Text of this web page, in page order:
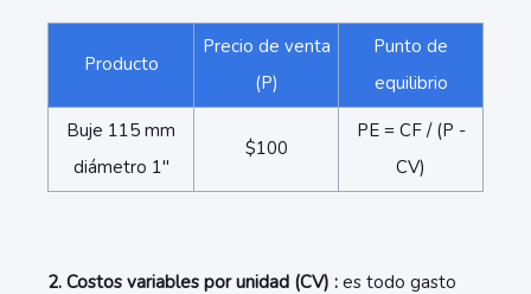
Producto
Precio de venta
(P)
Punto de
equilibrio
Buje 115 mm
diámetro 1"
$100
PE = CF / (P -
CV)
2. Costos variables por unidad (CV) : es todo gasto